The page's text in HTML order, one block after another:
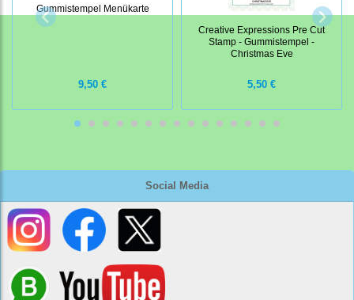
Social Media
Gummistempel Menükarte
9,50 €
Creative Expressions Pre Cut
Stamp - Gummistempel -
Christmas Eve
5,50 €